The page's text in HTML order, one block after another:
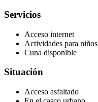
Servicios
Acceso internet
Actividades para niños
Cuna disponible
Situación
Acceso asfaltado